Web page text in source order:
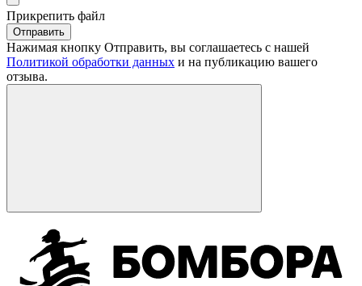
Прикрепить файл
Отправить
Нажимая кнопку Отправить, вы соглашаетесь с нашей
Политикой обработки данных и на публикацию вашего
отзыва.